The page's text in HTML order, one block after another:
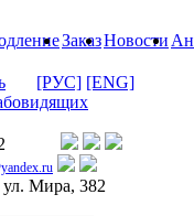
ЗаказНовости
[РУС] [ENG]
ул. Мира, 382